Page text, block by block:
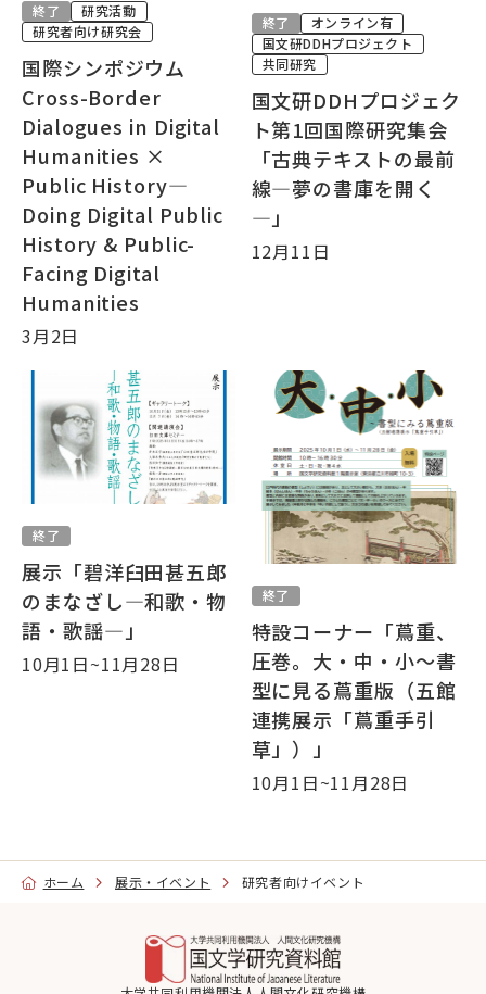
目的別ナビ
終了
研究活動
研究者向け研究会
国際シンポジウム
Cross-Border
Dialogues in Digital
Humanities ×
Public History―
Doing Digital Public
History & Public-
Facing Digital
Humanities
3月2日
終了
オンライン有
国文研DDHプロジェクト
共同研究
国文研DDHプロジェク
ト第1回国際研究集会
「古典テキストの最前
線―夢の書庫を開く
―」
12月11日
終了
展示「碧洋臼田甚五郎
のまなざし―和歌・物
語・歌謡―」
10月1日~11月28日
終了
特設コーナー「蔦重、
圧巻。大・中・小～書
型に見る蔦重版（五館
連携展示「蔦重手引
草」）」
10月1日~11月28日
ホーム 展示・イベント 研究者向けイベント